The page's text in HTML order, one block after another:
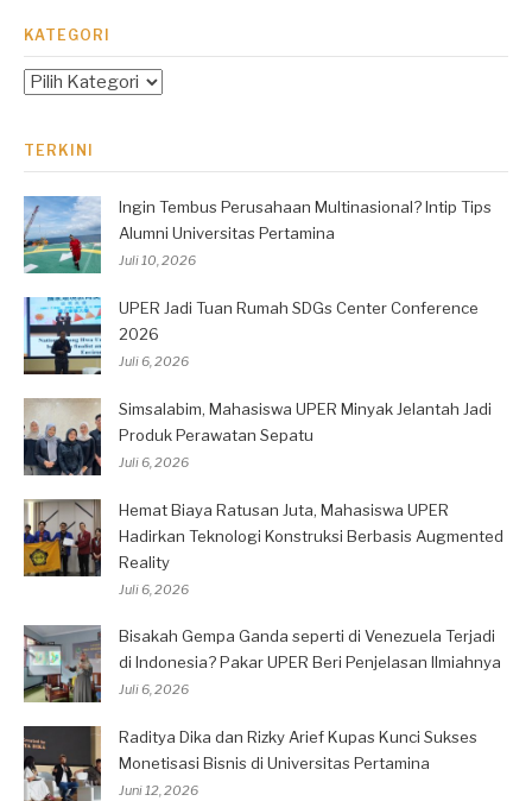
KATEGORI
Kategori
TERKINI
Ingin Tembus Perusahaan Multinasional? Intip Tips
Alumni Universitas Pertamina
Juli 10, 2026
UPER Jadi Tuan Rumah SDGs Center Conference
2026
Juli 6, 2026
Simsalabim, Mahasiswa UPER Minyak Jelantah Jadi
Produk Perawatan Sepatu
Juli 6, 2026
Hemat Biaya Ratusan Juta, Mahasiswa UPER
Hadirkan Teknologi Konstruksi Berbasis Augmented
Reality
Juli 6, 2026
Bisakah Gempa Ganda seperti di Venezuela Terjadi
di Indonesia? Pakar UPER Beri Penjelasan Ilmiahnya
Juli 6, 2026
Raditya Dika dan Rizky Arief Kupas Kunci Sukses
Monetisasi Bisnis di Universitas Pertamina
Juni 12, 2026